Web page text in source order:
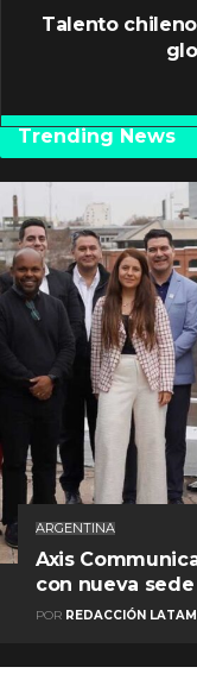
Talento
Trending News
ARGENTINA
Axis
con nueva sede
POR REDACCIÓN LATAM